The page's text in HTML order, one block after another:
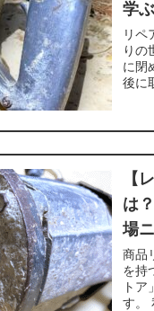
学
リペ
りの
に閉
後に
【
は
場
商品
を持
ト
す。